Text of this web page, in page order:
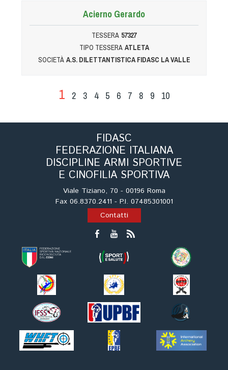
Acierno Gerardo
TESSERA 57327
TIPO TESSERA ATLETA
SOCIETÀ A.S. DILETTANTISTICA FIDASC LA VALLE
1 2 3 4 5 6 7 8 9 10
FIDASC
FEDERAZIONE ITALIANA
DISCIPLINE ARMI SPORTIVE
E CINOFILIA SPORTIVA
Viale Tiziano, 70 - 00196 Roma
Fax 06.8370.2411 - P.I. 07485301001
Contatti